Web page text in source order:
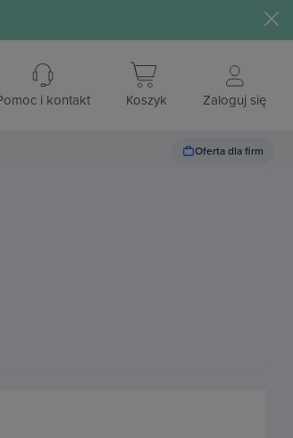
i kontakt Koszyk Zaloguj się
Oferta dla firm